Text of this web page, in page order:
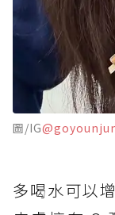
圖/IG
多喝水可以